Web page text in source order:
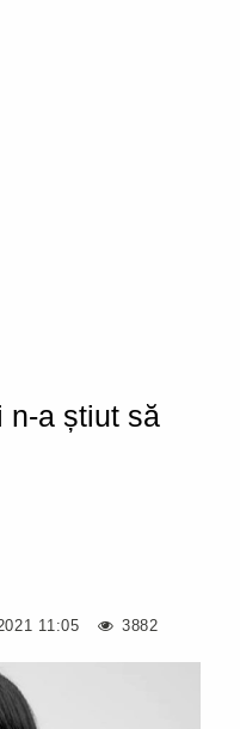
n-a știut să
11:05 3882